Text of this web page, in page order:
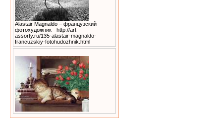
Alastair Magnaldo – французский
фотохудожник - http://art-
assorty.ru/135-alastair-magnaldo-
francuzskiy-fotohudozhnik.html